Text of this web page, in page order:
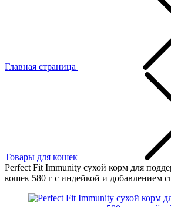
Главная страница
Товары для кошек
Perfect Fit Immunity сухой корм для
кошек 580 г с индейкой и добавлением